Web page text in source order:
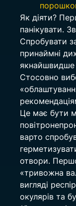
Як діяти?
панікувати.
Спробувати
принаймні
якнайшвидше
Стосовно
Це має бути
варто
отвори.
«тривожна
вигляді
окулярів та